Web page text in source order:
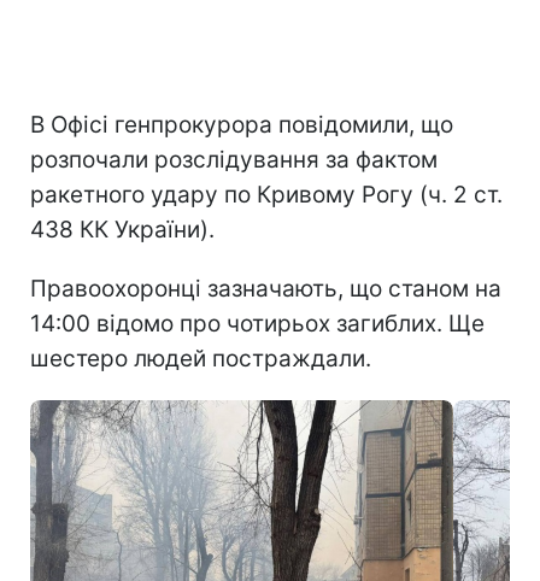
В Офісі генпрокурора повідомили, що
розпочали розслідування за фактом
ракетного удару по Кривому Рогу (ч. 2 ст.
438 КК України).
Правоохоронці зазначають, що станом на
14:00 відомо про чотирьох загиблих. Ще
шестеро людей постраждали.